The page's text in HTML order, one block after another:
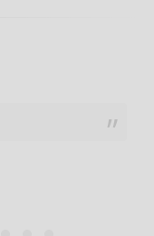
a
sapere.